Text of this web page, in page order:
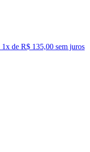
1x de R$ 135,00 sem juros